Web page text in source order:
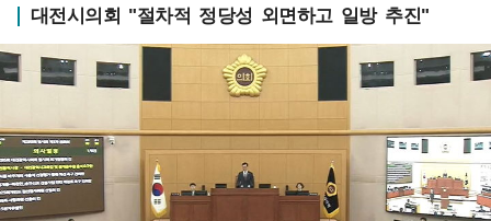
대전시의회 "절차적 정당성 외면하고 일방 추진"